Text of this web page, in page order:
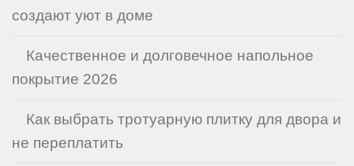
создают уют в доме
Качественное и долговечное напольное
покрытие 2026
Как выбрать тротуарную плитку для двора и
не переплатить